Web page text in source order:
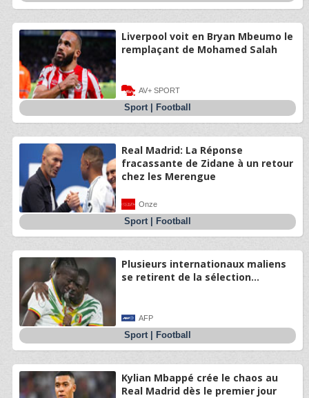
Liverpool voit en Bryan Mbeumo le
remplaçant de Mohamed Salah
AV+ SPORT
Sport| Football
Real Madrid: La Réponse
fracassante de Zidane à un retour
chez les Merengue
Onze
Sport| Football
Plusieurs internationaux maliens
se retirent de la sélection...
AFP
Sport| Football
Kylian Mbappé crée le chaos au
Real Madrid dès le premier jour